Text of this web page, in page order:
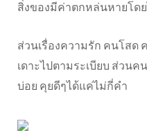
สิ่งของมีค่าตกหล่นหายโด
ส่วนเรื่องความรัก คนโสด
เดาะไปตามระเบียบ ส่วน
บ่อย คุยดีๆได้แค่ไม่กี่คำ